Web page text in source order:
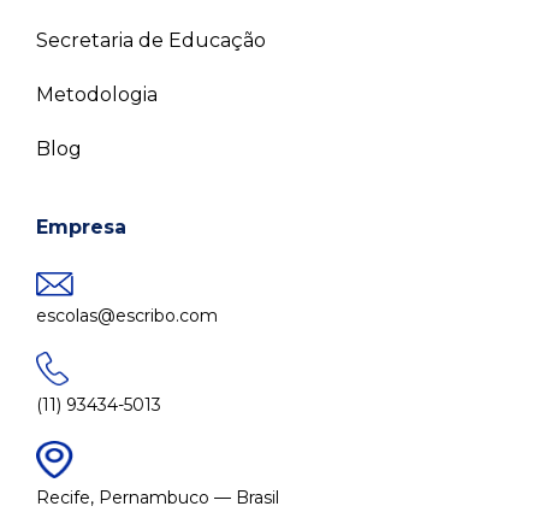
Secretaria de Educação
Metodologia
Blog
Empresa
escolas@escribo.com
(11) 93434-5013
Recife, Pernambuco — Brasil